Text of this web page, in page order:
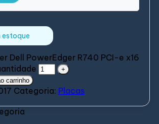
estoque
Dell PowerEdger R740 PCI-e x16
carrinho
Categoria: Placas